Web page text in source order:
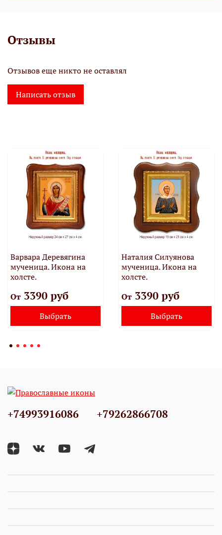
Отзывы
Отзывов еще никто не оставлял
Написать отзыв
Варвара Деревягина
мученица. Икона на
холсте.
От3390 руб
Выбрать
Наталия Силуянова
мученица. Икона на
холсте.
От3390 руб
Выбрать
+74993916086 +79262866708